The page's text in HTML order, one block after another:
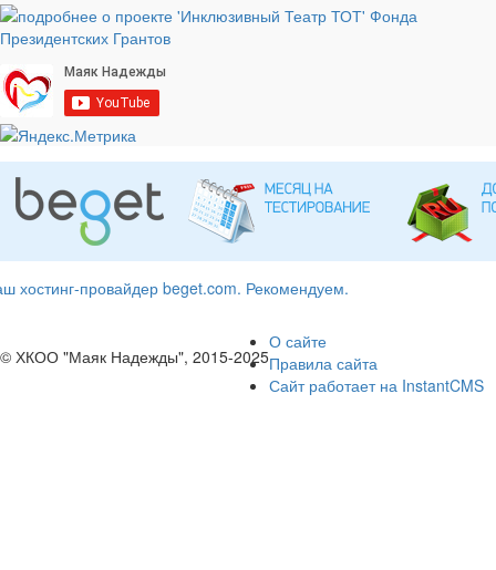
хостинг-провайдер beget.com. Рекомендуем.
© ХКОО "Маяк Надежды", 2015-2025
О сайте
Правила сайта
Сайт работает на InstantCMS